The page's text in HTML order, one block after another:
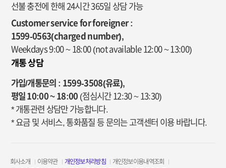
선불 충전에 한해 24시간 365일 상담 가능
Customer service for foreigner :
1599-0563(charged number),
Weekdays 9:00 ~ 18:00 (not available 12:00 ~ 13:00)
개통 상담
가입/개통문의 : 1599-3508(유료),
평일 10:00 ~ 18:00 (점심시간 12:30 ~ 13:30)
* 개통관련 상담만 가능합니다.
* 요금 및 서비스, 통화품질 등 문의는 고객센터 이용 바랍니다.
회사소개 이용약관 개인정보처리방침
개인정보이용내역조회